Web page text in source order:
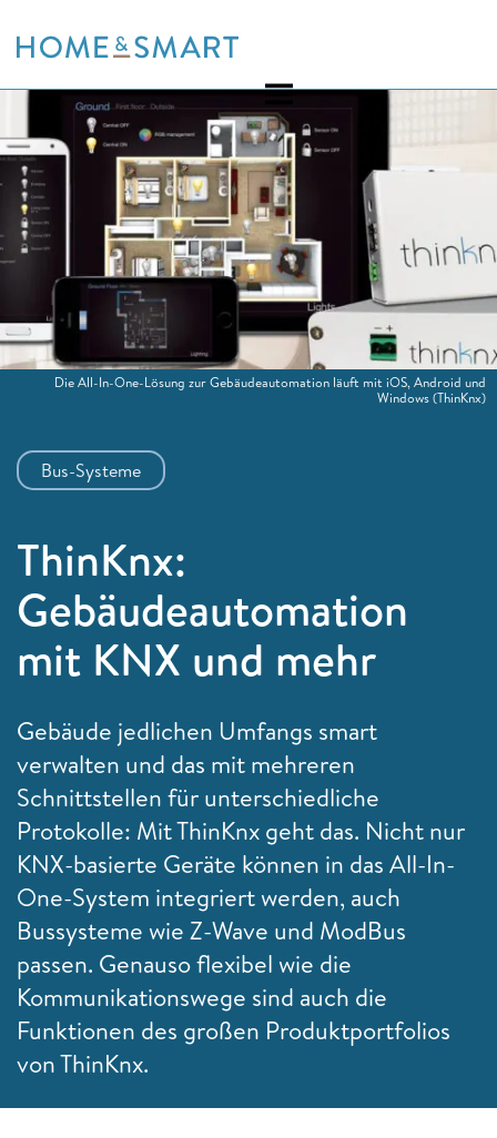
to
Bus-Systeme
ThinKnx:
Gebäudeautomation
mit KNX und mehr
Gebäude jedlichen Umfangs smart
verwalten und das mit mehreren
Schnittstellen für unterschiedliche
Protokolle: Mit ThinKnx geht das. Nicht nur
KNX-basierte Geräte können in das All-In-
One-System integriert werden, auch
Bussysteme wie Z-Wave und ModBus
passen. Genauso flexibel wie die
Kommunikationswege sind auch die
Funktionen des großen Produktportfolios
von ThinKnx.
Die All-In-One-Lösung zur Gebäudeautomation läuft mit iOS, Android und
Windows(ThinKnx)